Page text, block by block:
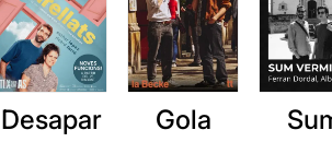
Desapar
Gola